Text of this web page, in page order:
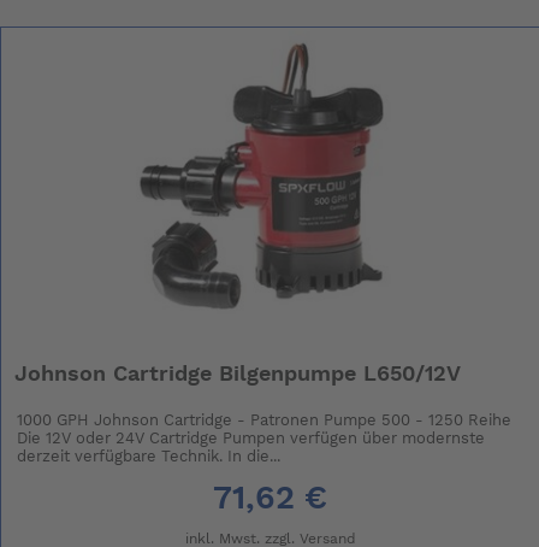
Johnson Cartridge Bilgenpumpe L650/12V
1000 GPH Johnson Cartridge - Patronen Pumpe 500 - 1250 Reihe
Die 12V oder 24V Cartridge Pumpen verfügen über modernste
derzeit verfügbare Technik. In die...
71,62 €
inkl. Mwst. zzgl. Versand